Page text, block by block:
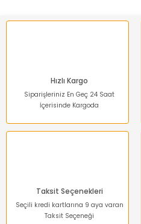
Hızlı Kargo
Siparişleriniz En Geç 24 Saat
İçerisinde Kargoda
Taksit Seçenekleri
Seçili kredi kartlarına 9 aya varan
Taksit Seçeneği